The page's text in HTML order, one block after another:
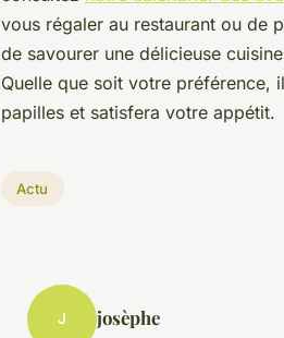
vous régaler au restaurant ou de
de savourer une délicieuse
Quelle que soit votre préférence,
papilles et satisfera votre appétit.
Actu
J josèphe